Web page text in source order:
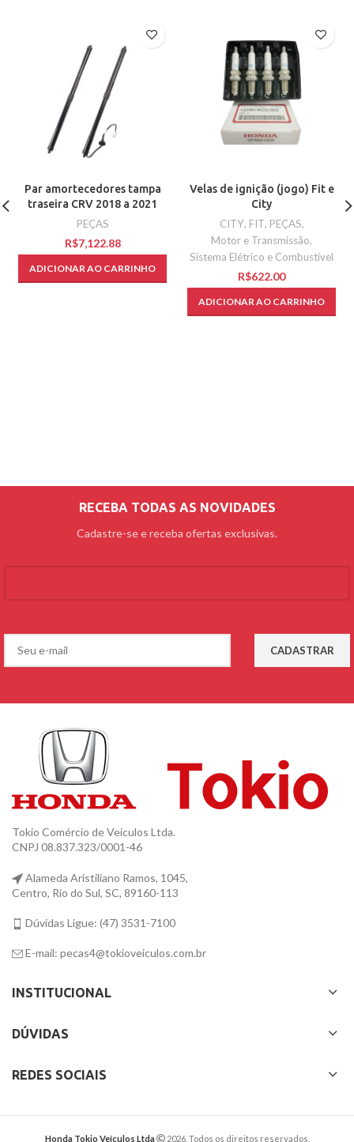
Par amortecedores tampa
traseira CRV 2018 a 2021
PEÇAS
R$
ADICIONAR AO CARRINHO
Velas de ignição (jogo) Fit e
City
CITY, FIT, PEÇAS,
Motor e Transmissão,
Sistema Elétrico e Combustível
R$
ADICIONAR AO CARRINHO
RECEBA TODAS AS NOVIDADES
Cadastre-se e receba ofertas exclusivas.
Tokio Comércio de Veículos Ltda.
CNPJ 08.837.323/0001-46
Alameda Aristiliano Ramos, 1045,
Centro, Rio do Sul, SC, 89160-113
Dúvidas Ligue: (47) 3531-7100
E-mail: pecas4@tokioveiculos.com.br
INSTITUCIONAL
DÚVIDAS
REDES SOCIAIS
Honda Tokio Veículos Ltda 2026. Todos os direitos reservados.